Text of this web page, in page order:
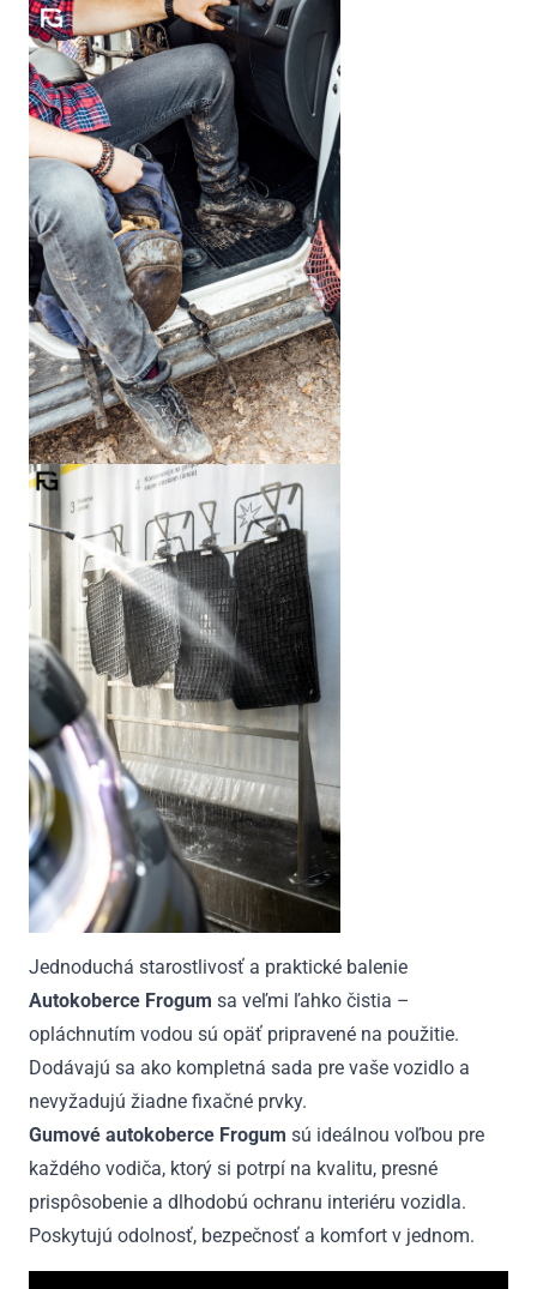
Jednoduchá starostlivosť a praktické balenie
Autokoberce Frogum sa veľmi ľahko čistia –
opláchnutím vodou sú opäť pripravené na použitie.
Dodávajú sa ako kompletná sada pre vaše vozidlo a
nevyžadujú žiadne fixačné prvky.
Gumové autokoberce Frogum sú ideálnou voľbou pre
každého vodiča, ktorý si potrpí na kvalitu, presné
prispôsobenie a dlhodobú ochranu interiéru vozidla.
Poskytujú odolnosť, bezpečnosť a komfort v jednom.